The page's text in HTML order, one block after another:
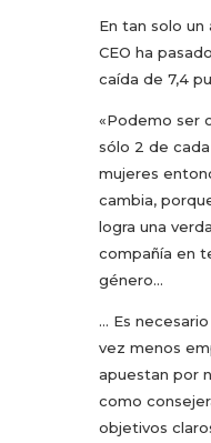
En tan solo un
CEO ha
caída de 7,4
«Podemo ser
sólo 2 de cada
mujeres
cambia,
logra una
compañía en
género…
… Es
vez menos
apuestan por
como
objetivos